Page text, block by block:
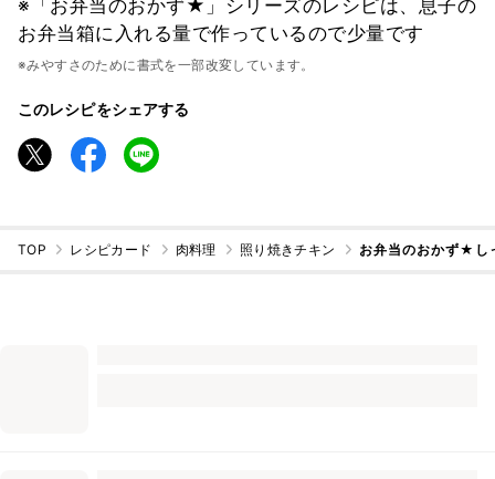
※「お弁当のおかず★」シリーズのレシピは、息子の
お弁当箱に入れる量で作っているので少量です
※みやすさのために書式を一部改変しています。
このレシピをシェアする
TOP レシピカード 肉料理 照り焼きチキン お弁当のおかず★し